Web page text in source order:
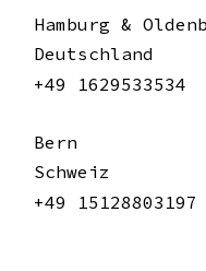
Hamburg &
Deutschland
+49 1629533534
Bern
Schweiz
+49 15128803197